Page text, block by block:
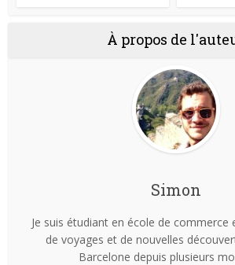
À propos de
Simon
Je suis étudiant en école de commerce
de voyages et de nouvelles
Barcelone depuis plusieurs